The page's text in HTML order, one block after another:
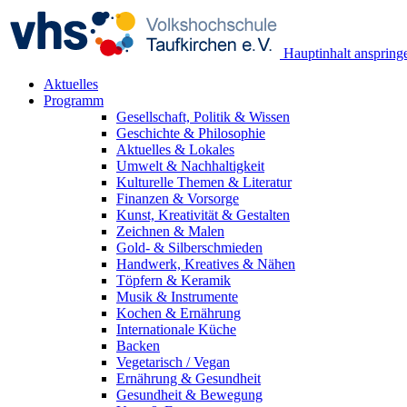
Hauptinhalt
Aktuelles
Programm
Gesellschaft, Politik & Wissen
Geschichte & Philosophie
Aktuelles & Lokales
Umwelt & Nachhaltigkeit
Kulturelle Themen & Literatur
Finanzen & Vorsorge
Kunst, Kreativität & Gestalten
Zeichnen & Malen
Gold- & Silberschmieden
Handwerk, Kreatives & Nähen
Töpfern & Keramik
Musik & Instrumente
Kochen & Ernährung
Internationale Küche
Backen
Vegetarisch / Vegan
Ernährung & Gesundheit
Gesundheit & Bewegung